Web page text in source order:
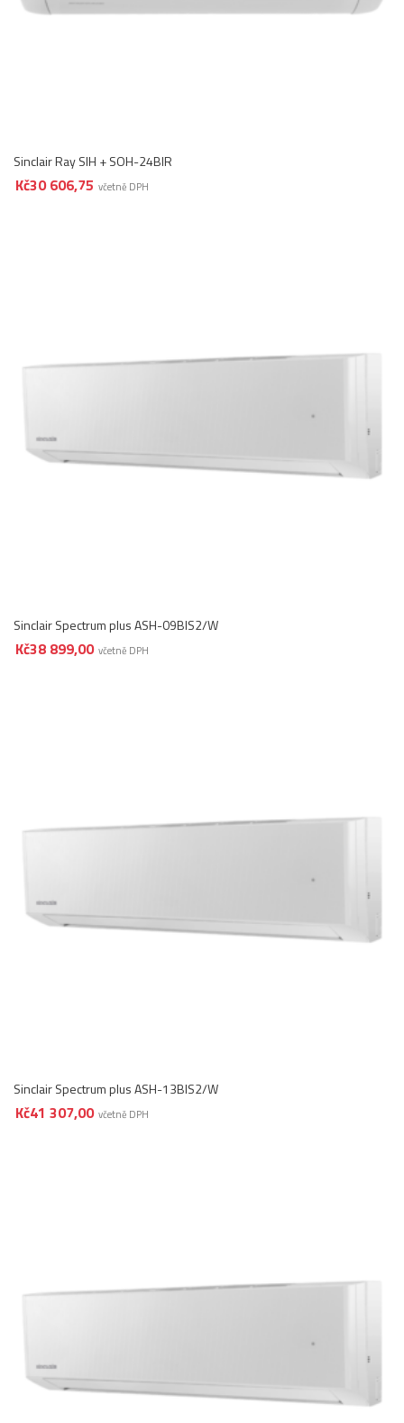
Sinclair Ray SIH + SOH-24BIR
Kč30 606,75 včetně DPH
Sinclair Spectrum plus ASH-09BIS2/W
Kč38 899,00 včetně DPH
Sinclair Spectrum plus ASH-13BIS2/W
Kč41 307,00 včetně DPH